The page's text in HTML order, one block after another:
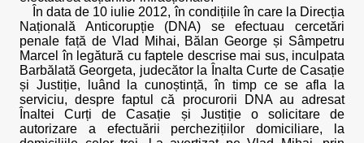
În data de 10 iulie 2012, în condițiile în care la Direcția
Națională Anticorupție (DNA) se efectuau cercetări
penale față de Vlad Mihai, Bălan George și Sâmpetru
Marcel în legătură cu faptele descrise mai sus, inculpata
Barbălată Georgeta, judecător la Înalta Curte de Casație
și Justiție, luând la cunoștință, în timp ce se afla la
serviciu, despre faptul că procurorii DNA au adresat
Înaltei Curți de Casație și Justiție o solicitare de
autorizare a efectuării perchezițiilor domiciliare, la